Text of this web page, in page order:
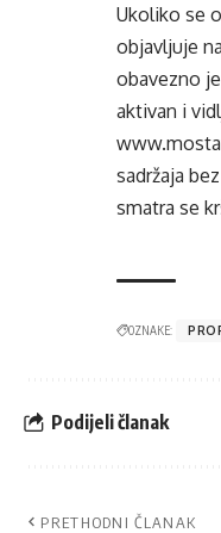
Ukoliko se
objavljuje
obavezno
aktivan i
sadržaja
smatra se
OZNAKE:
Podijeli članak
PRETHODNI ČLANAK